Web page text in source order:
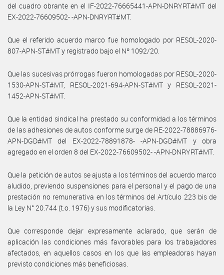
del cuadro obrante en el IF-2022-76665441-APN-DNRYRT#MT del
EX-2022-76609502- -APN-DNRYRT#MT.
Que el referido acuerdo marco fue homologado por RESOL-2020-
807-APN-ST#MT y registrado bajo el Nº 1092/20.
Que las sucesivas prórrogas fueron homologadas por RESOL-2020-
1530-APN-ST#MT, RESOL-2021-694-APN-ST#MT y RESOL-2021-
1452-APN-ST#MT.
Que la entidad sindical ha prestado su conformidad a los términos
de las adhesiones de autos conforme surge de RE-2022-78886976-
APN-DGD#MT del EX-2022-78891878- -APN-DGD#MT y obra
agregado en el orden 8 del EX-2022-76609502- -APN-DNRYRT#MT.
Que la petición de autos se ajusta a los términos del acuerdo marco
aludido, previendo suspensiones para el personal y el pago de una
prestación no remunerativa en los términos del Artículo 223 bis de
la Ley N° 20.744 (t.o. 1976) y sus modificatorias.
Que corresponde dejar expresamente aclarado, que serán de
aplicación las condiciones más favorables para los trabajadores
afectados, en aquellos casos en los que las empleadoras hayan
previsto condiciones más beneficiosas.